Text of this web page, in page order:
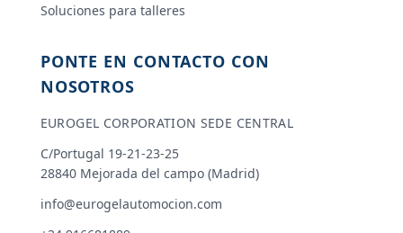
Soluciones para talleres
PONTE EN CONTACTO CON
NOSOTROS
EUROGEL CORPORATION SEDE CENTRAL
C/Portugal 19-21-23-25
28840 Mejorada del campo (Madrid)
info@eurogelautomocion.com